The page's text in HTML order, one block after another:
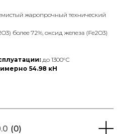
жаропрочный технический
более 72%, оксид железа (Fe2O3)
до 1300°С
54.98 кН
(0)